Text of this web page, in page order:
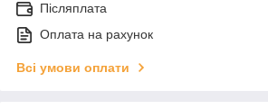
Післяплата
Оплата на рахунок
Всі умови оплати